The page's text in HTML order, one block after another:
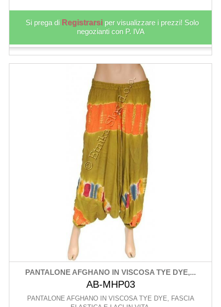
Si prega di Registrarsi per visualizzare i prezzi! Solo
negozianti con P. IVA
PANTALONE AFGHANO IN VISCOSA TYE DYE,...
AB-MHP03
PANTALONE AFGHANO IN VISCOSA TYE DYE, FASCIA